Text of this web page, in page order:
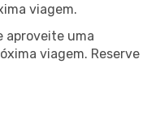
viagem.
aproveite uma
viagem. Reserve